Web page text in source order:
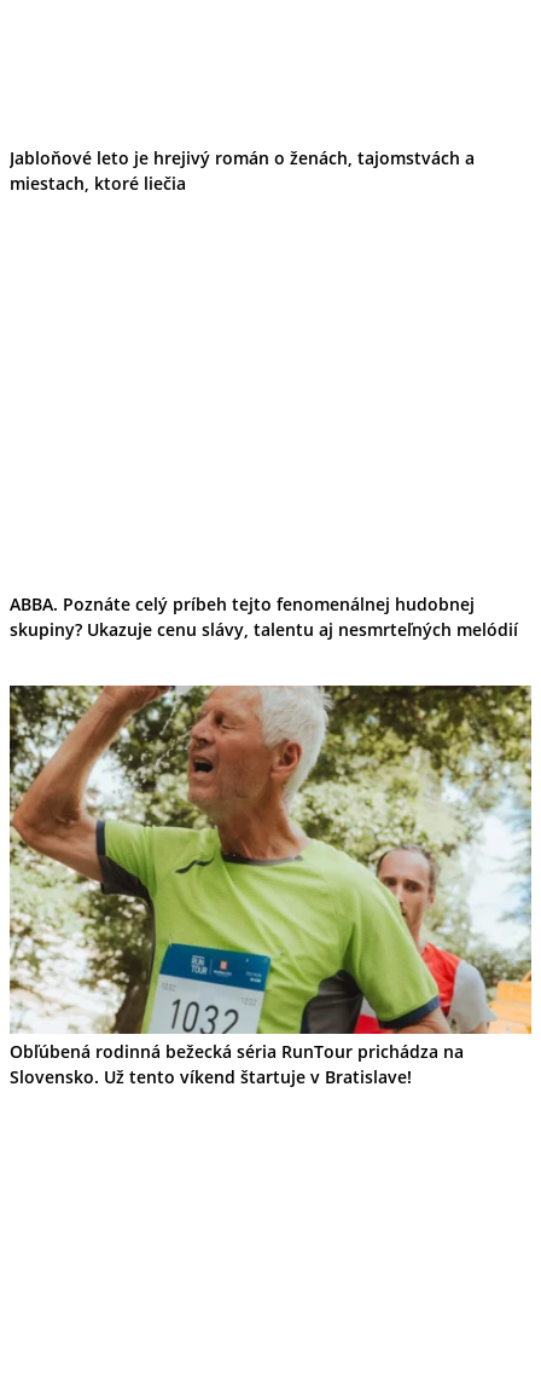
Školstvo
Ekonomika obchod a doprava
Jabloňové leto je hrejivý román o ženách, tajomstvách a
miestach, ktoré liečia
ABBA. Poznáte celý príbeh tejto fenomenálnej hudobnej
skupiny? Ukazuje cenu slávy, talentu aj nesmrteľných melódií
Obľúbená rodinná bežecká séria RunTour prichádza na
Slovensko. Už tento víkend štartuje v Bratislave!